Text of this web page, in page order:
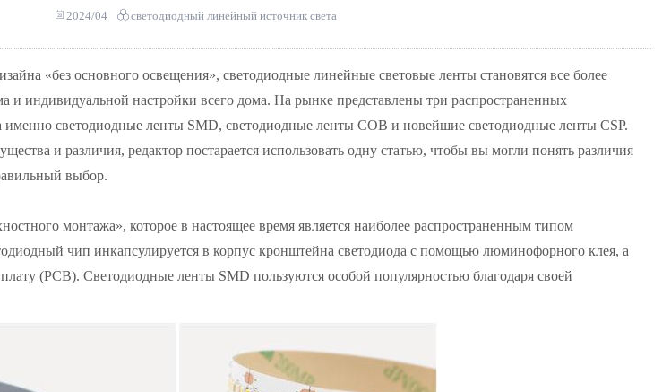
2024/04 светодиодный линейный источник света
«без основного освещения», светодиодные линейные световые ленты становятся все более
и индивидуальной настройки всего дома. На рынке представлены три распространенных
светодиодные ленты SMD, светодиодные ленты COB и новейшие светодиодные ленты CSP.
и различия, редактор постарается использовать одну статью, чтобы вы могли понять различия
выбор.
монтажа», которое в настоящее время является наиболее распространенным типом
чип инкапсулируется в корпус кронштейна светодиода с помощью люминофорного клея, а
(PCB). Светодиодные ленты SMD пользуются особой популярностью благодаря своей